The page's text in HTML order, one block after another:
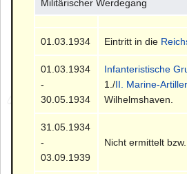
Militärischer Werdegang
01.03.1934 Eintritt in die
01.03.1934
-
30.05.1934
Infanteristische
1./II. Marine-
Wilhelmshaven.
31.05.1934
-
03.09.1939
Nicht ermittelt